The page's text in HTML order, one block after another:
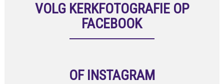
VOLG KERKFOTOGRAFIE OP
FACEBOOK
OF INSTAGRAM